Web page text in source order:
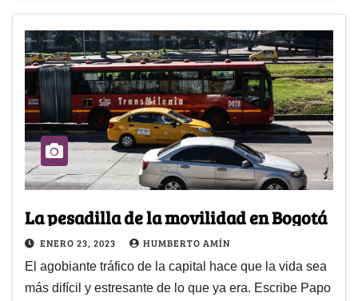
La pesadilla de la movilidad en Bogotá
ENERO 23, 2023 HUMBERTO AMÍN
El agobiante tráfico de la capital hace que la vida sea
más difícil y estresante de lo que ya era. Escribe Papo